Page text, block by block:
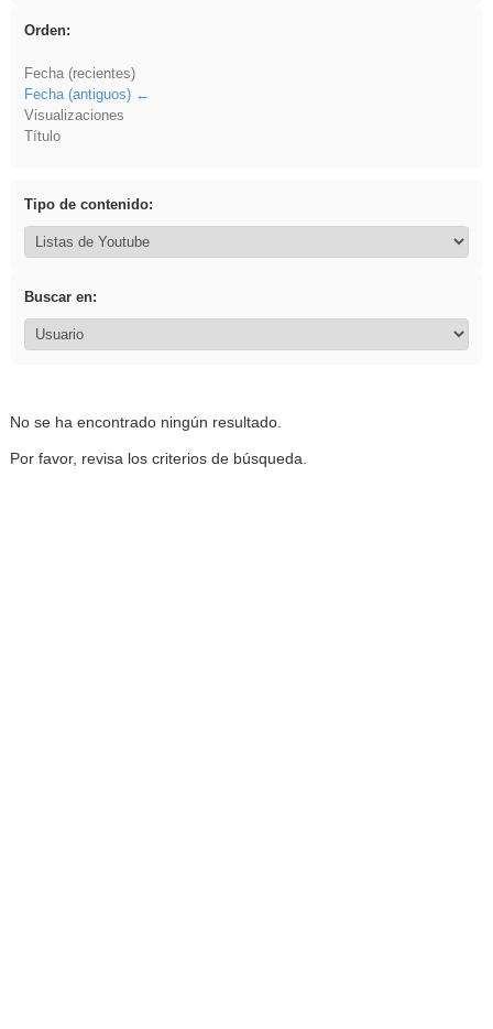
Orden:
Fecha (recientes)
Fecha (antiguos)
Visualizaciones
Título
Tipo de contenido:
Buscar en:
No se ha encontrado ningún resultado.
Por favor, revisa los criterios de búsqueda.